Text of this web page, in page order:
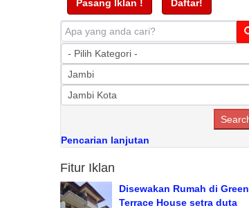
Pasang Iklan ! Daftar!
Pencarian lanjutan
Fitur Iklan
Disewakan Rumah di Green
Terrace House setra duta